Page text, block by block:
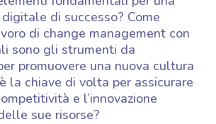
di successo? Come
di change management con
sono gli strumenti da
promuovere una nuova cultura
la chiave di volta per assicurare
e l’innovazione
sue risorse?